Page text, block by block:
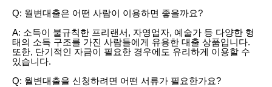
Q: 월변대출은 어떤 사람이 이용하면 좋을까요?
A: 소득이 불규칙한 프리랜서, 자영업자, 예술가 등 다양한 형
태의 소득 구조를 가진 사람들에게 유용한 대출 상품입니다.
또한, 단기적인 자금이 필요한 경우에도 유리하게 이용할 수
있습니다.
Q: 월변대출을 신청하려면 어떤 서류가 필요한가요?